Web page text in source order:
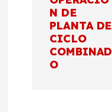
N DE
PLANTA DE
CICLO
COMBINAD
O